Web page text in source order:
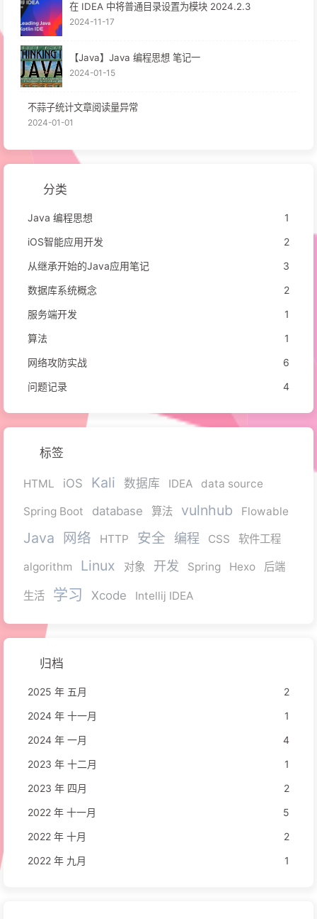
在 IDEA 中将普通目录设置为模块 2024.2.3
2024-11-17
【Java】Java 编程思想 笔记一
2024-01-15
不蒜子统计文章阅读量异常
2024-01-01
分类
Java 编程思想
1
iOS智能应用开发
2
从继承开始的Java应用笔记
3
数据库系统概念
2
服务端开发
1
算法
1
网络攻防实战
6
问题记录
4
标签
HTML iOS Kali 数据库 IDEA data source
Spring Boot database 算法 vulnhub Flowable
Java 网络 HTTP 安全 编程 CSS 软件工程
algorithm Linux 对象 开发 Spring Hexo 后端
生活 学习 Xcode Intellij IDEA
归档
2025 年 五月
2
2024 年 十一月
1
2024 年 一月
4
2023 年 十二月
1
2023 年 四月
2
2022 年 十一月
5
2022 年 十月
2
2022 年 九月
1